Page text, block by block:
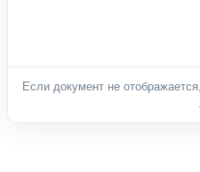
Если документ не отображается,